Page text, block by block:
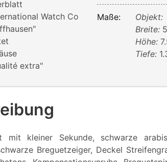
Watch Co
extra"
Maße:
Objekt:
Breite:
Höhe:
Tiefe:
mit kleiner Sekunde, schwarze
Breguetzeiger, Deckel